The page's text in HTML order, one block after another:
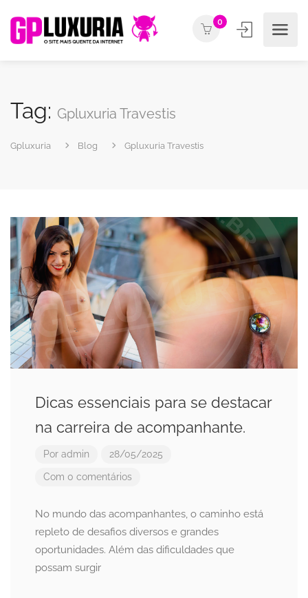
0
Tag: Gpluxuria Travestis
Gpluxuria Blog Gpluxuria Travestis
Dicas essenciais para se destacar
na carreira de acompanhante.
Por admin 28/05/2025
Com 0 comentários
No mundo das acompanhantes, o caminho está
repleto de desafios diversos e grandes
oportunidades. Além das dificuldades que
possam surgir